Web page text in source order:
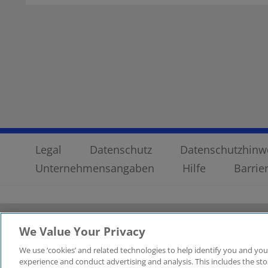
Legal Datenschutz
Unternehmensangaben
Hilfe
Die enthaltenen Informationen sind allgemeiner Natur
zuverlässige und aktuelle Informationen zu liefern,
Zukunft so zutreffend sein werden. Niemand sollte
Rechtsdienstleistungen sind für bestimmte
We Value Your Privacy
We use ‘cookies’ and related technologies to help identify you and
experience and conduct advertising and analysis. This includes the